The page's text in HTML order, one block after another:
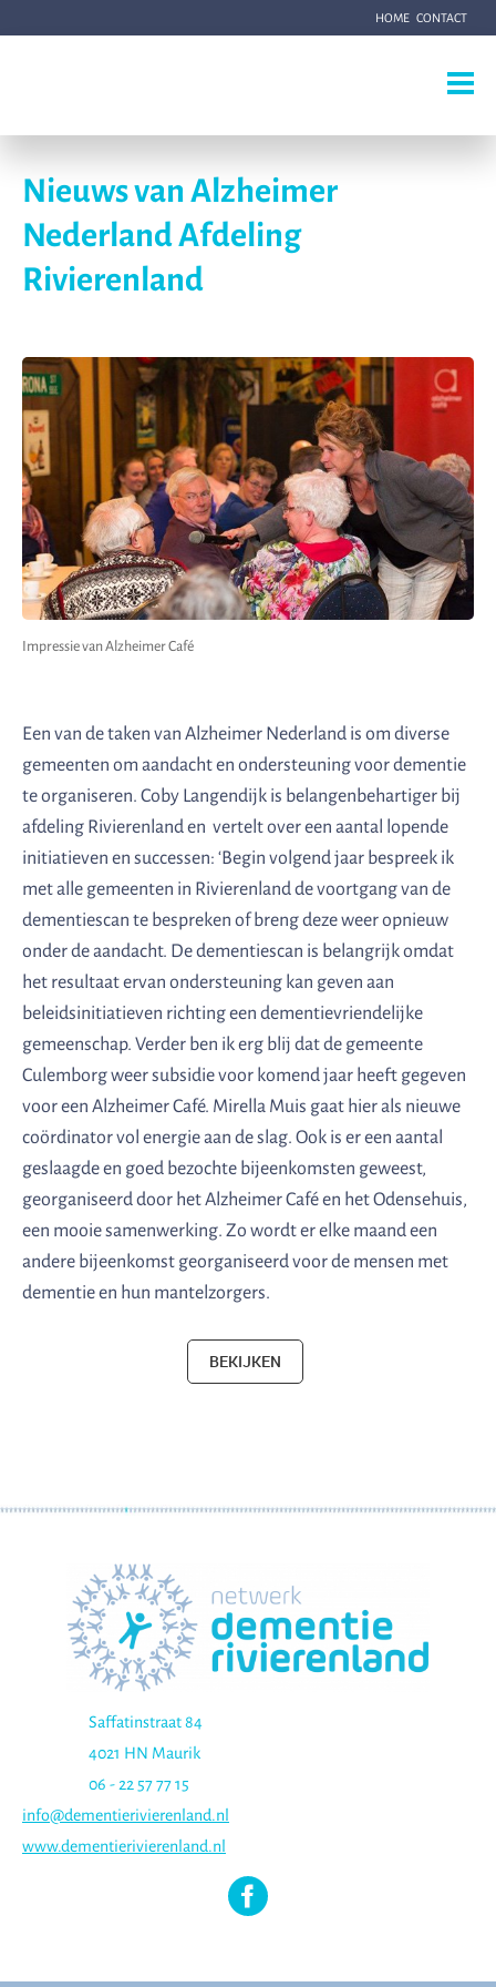
HOME CONTACT
Nieuws van Alzheimer
Nederland Afdeling
Rivierenland
Impressie van Alzheimer Café
Een van de taken van Alzheimer Nederland is om diverse
gemeenten om aandacht en ondersteuning voor dementie
te organiseren. Coby Langendijk is belangenbehartiger bij
afdeling Rivierenland en vertelt over een aantal lopende
initiatieven en successen: ‘Begin volgend jaar bespreek ik
met alle gemeenten in Rivierenland de voortgang van de
dementiescan te bespreken of breng deze weer opnieuw
onder de aandacht. De dementiescan is belangrijk omdat
het resultaat ervan ondersteuning kan geven aan
beleidsinitiatieven richting een dementievriendelijke
gemeenschap. Verder ben ik erg blij dat de gemeente
Culemborg weer subsidie voor komend jaar heeft gegeven
voor een Alzheimer Café. Mirella Muis gaat hier als nieuwe
coördinator vol energie aan de slag. Ook is er een aantal
geslaagde en goed bezochte bijeenkomsten geweest,
georganiseerd door het Alzheimer Café en het Odensehuis,
een mooie samenwerking. Zo wordt er elke maand een
andere bijeenkomst georganiseerd voor de mensen met
dementie en hun mantelzorgers.
BEKIJKEN
Saffatinstraat 84
4021 HN Maurik
06 - 22 57 77 15
info@dementierivierenland.nl
www.dementierivierenland.nl